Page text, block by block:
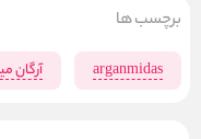
برچسب ها
arganmidas آرگان